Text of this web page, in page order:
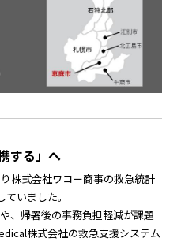
する」へ
株式会社ワコー商事の救急統計
いました。
、帰署後の事務負担軽減が課題
株式会社の救急支援システム